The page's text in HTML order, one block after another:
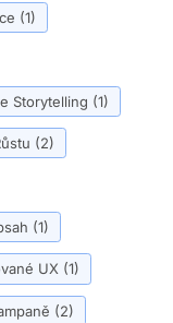
(1)
Storytelling (1)
(2)
(1)
UX (1)
(2)